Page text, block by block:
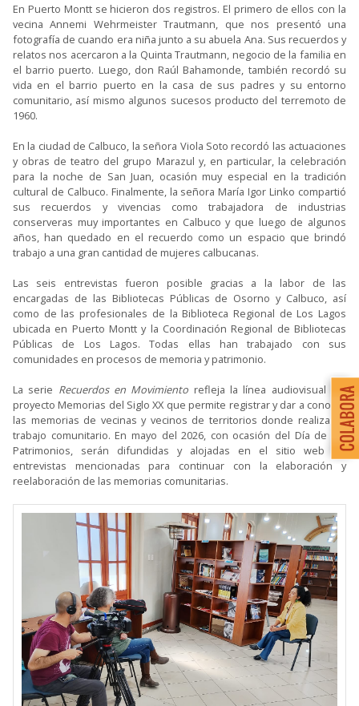
En Puerto Montt se hicieron dos registros. El primero de ellos con la
vecina Annemi Wehrmeister Trautmann, que nos presentó una
fotografía de cuando era niña junto a su abuela Ana. Sus recuerdos y
relatos nos acercaron a la Quinta Trautmann, negocio de la familia en
el barrio puerto. Luego, don Raúl Bahamonde, también recordó su
vida en el barrio puerto en la casa de sus padres y su entorno
comunitario, así mismo algunos sucesos producto del terremoto de
1960.
En la ciudad de Calbuco, la señora Viola Soto recordó las actuaciones
y obras de teatro del grupo Marazul y, en particular, la celebración
para la noche de San Juan, ocasión muy especial en la tradición
cultural de Calbuco. Finalmente, la señora María Igor Linko compartió
sus recuerdos y vivencias como trabajadora de industrias
conserveras muy importantes en Calbuco y que luego de algunos
años, han quedado en el recuerdo como un espacio que brindó
trabajo a una gran cantidad de mujeres calbucanas.
Las seis entrevistas fueron posible gracias a la labor de las
encargadas de las Bibliotecas Públicas de Osorno y Calbuco, así
como de las profesionales de la Biblioteca Regional de Los Lagos
ubicada en Puerto Montt y la Coordinación Regional de Bibliotecas
Públicas de Los Lagos. Todas ellas han trabajado con sus
comunidades en procesos de memoria y patrimonio.
La serie Recuerdos en Movimiento refleja la línea audiovisual del
proyecto Memorias del Siglo XX que permite registrar y dar a conocer
las memorias de vecinas y vecinos de territorios donde realiza su
trabajo comunitario. En mayo del 2026, con ocasión del Día de los
Patrimonios, serán difundidas y alojadas en el sitio web las
entrevistas mencionadas para continuar con la elaboración y
reelaboración de las memorias comunitarias.